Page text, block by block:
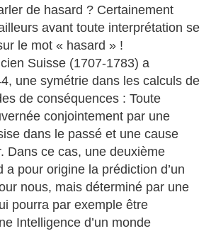
de hasard ? Certainement
avant toute interprétation se
le mot « hasard » !
Suisse (1707-1783) a
une symétrie dans les calculs de
de conséquences : Toute
conjointement par une
dans le passé et une cause
Dans ce cas, une deuxième
a pour origine la prédiction d’un
nous, mais déterminé par une
pourra par exemple être
Intelligence d’un monde